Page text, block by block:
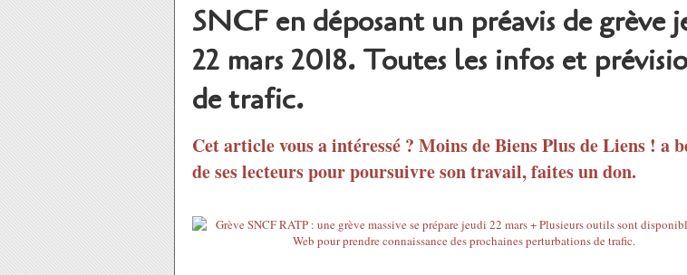
SNCF en déposant un préavis de grève
22 mars 2018. Toutes les infos et
de trafic.
Cet article vous a intéressé ? Moins de Biens Plus de Liens ! a
de ses lecteurs pour poursuivre son travail, faites un don.